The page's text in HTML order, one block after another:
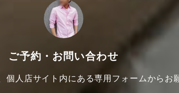
ご予約・お問い合わせ
個人店サイト内にある専用フォームからお